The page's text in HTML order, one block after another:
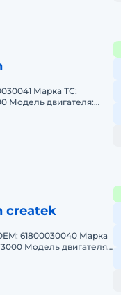
Марка ТС:
Модель двигателя:
createk
61800030040 Марка
Модель двигателя: